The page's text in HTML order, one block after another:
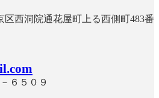
西洞院通花屋町上る西側町483番
６５０９